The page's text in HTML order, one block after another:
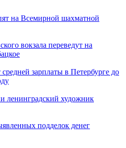
на Всемирной шахматной
вокзала переведут на
зарплаты в Петербурге до
ленинградский художник
подделок денег